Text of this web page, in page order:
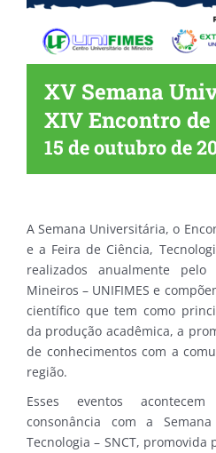
XV Semana
XIV Encontro
15 de outubro de
A Semana Universitária, o
e a Feira de Ciência,
realizados anualmente
Mineiros – UNIFIMES e
científico que tem como
da produção acadêmica, a
de conhecimentos com a
região.
Esses eventos
consonância com a
Tecnologia – SNCT,